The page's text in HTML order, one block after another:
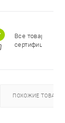
Все товары
ПОХОЖИЕ ТОВАРЫ